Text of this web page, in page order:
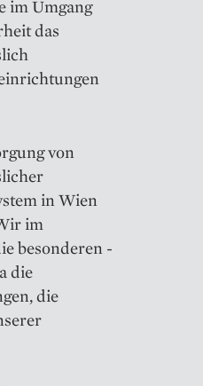
im Umgang
das
von
in Wien
im
besonderen
die
die